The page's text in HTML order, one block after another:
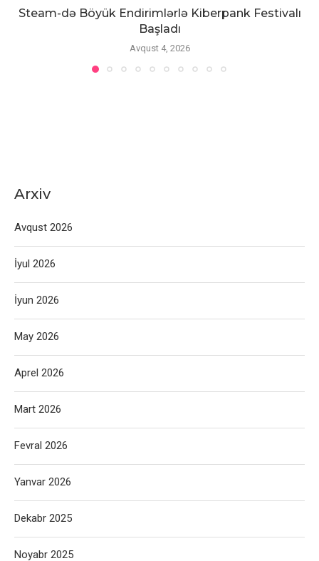
Steam-də Böyük Endirimlərlə Kiberpank Festivalı
Başladı
Avqust 4, 2026
Arxiv
Avqust 2026
İyul 2026
İyun 2026
May 2026
Aprel 2026
Mart 2026
Fevral 2026
Yanvar 2026
Dekabr 2025
Noyabr 2025